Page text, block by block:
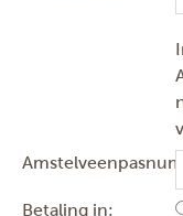
Betaling in: